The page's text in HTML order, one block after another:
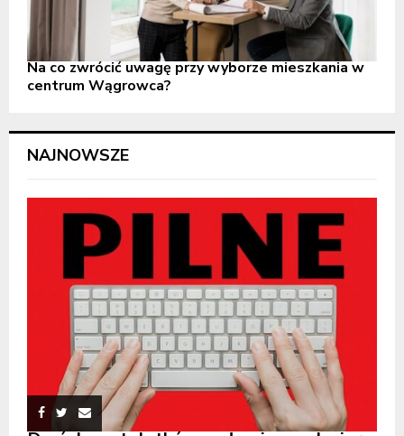
Na co zwrócić uwagę przy wyborze mieszkania w
centrum Wągrowca?
NAJNOWSZE